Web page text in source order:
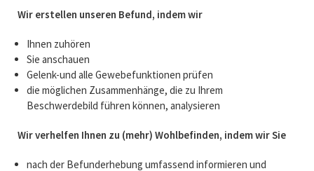
Wir erstellen unseren Befund, indem wir
Ihnen zuhören
Sie anschauen
Gelenk-und alle Gewebefunktionen prüfen
die möglichen Zusammenhänge, die zu Ihrem
Beschwerdebild führen können, analysieren
Wir verhelfen Ihnen zu (mehr) Wohlbefinden, indem wir Sie
nach der Befunderhebung umfassend informieren und